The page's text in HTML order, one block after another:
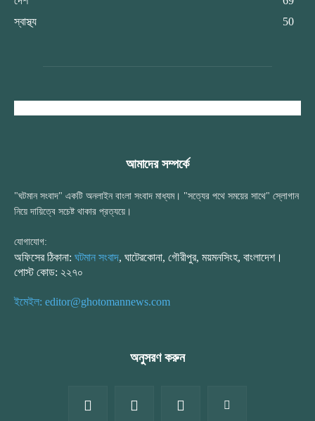
স্বাস্থ্য
50
আমাদের সম্পর্কে
"ঘটমান সংবাদ" একটি অনলাইন বাংলা সংবাদ মাধ্যম। "সত্যের পথে সময়ের সাথে" স্লোগান
নিয়ে দায়িত্বে সচেষ্ট থাকার প্রত্যয়ে।
যোগাযোগ:
অফিসের ঠিকানা: ঘটমান সংবাদ, ঘাটেরকোনা, গৌরীপুর, ময়মনসিংহ, বাংলাদেশ।
পোস্ট কোড: ২২৭০
ইমেইল: editor@ghotomannews.com
অনুসরণ করুন